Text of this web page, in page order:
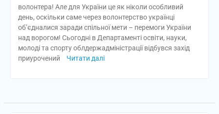
волонтера! Але для України це як ніколи особливий
день, оскільки саме через волонтерство українці
об’єдналися заради спільної мети – перемоги України
над ворогом! Сьогодні в Департаменті освіти, науки,
молоді та спорту облдержадміністрації відбувся захід
приурочений
Читати далі